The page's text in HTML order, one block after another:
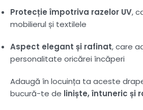
Protecție împotriva razelor UV,
mobilierul și textilele
Aspect elegant și rafinat, care
personalitate oricărei încăperi
Adaugă în locuința ta aceste
bucură-te de liniște, întuneric și